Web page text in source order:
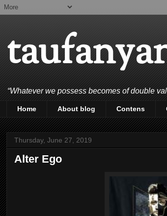
“Whatever we possess becomes of double
Home About blog Contens
Thursday, June 27, 2019
Alter Ego